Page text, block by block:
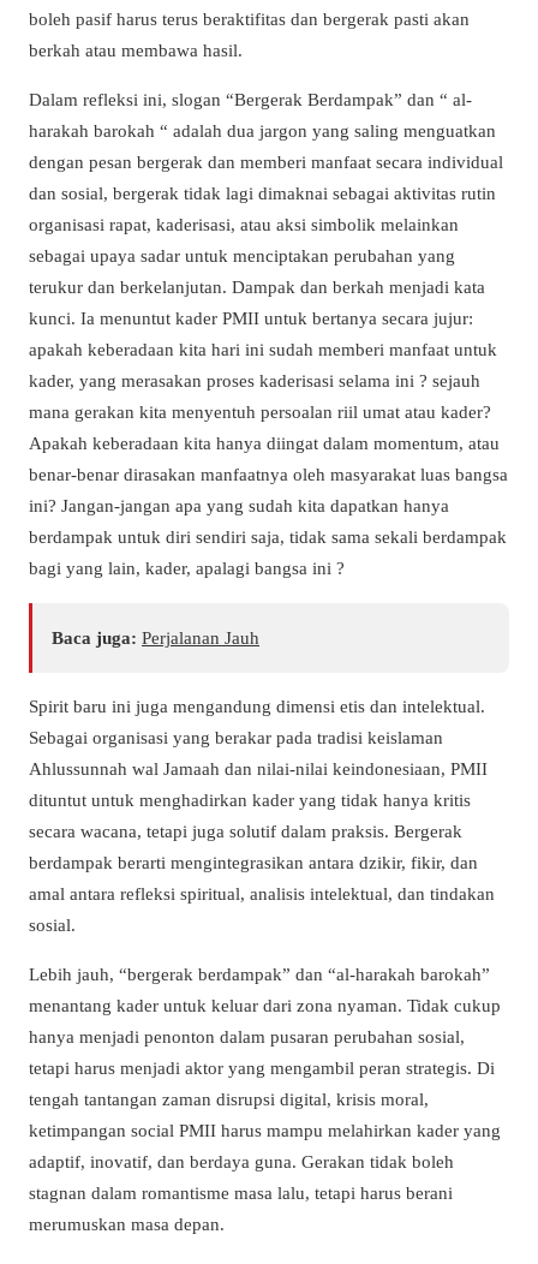
boleh pasif harus terus beraktifitas dan bergerak pasti akan
berkah atau membawa hasil.
Dalam refleksi ini, slogan “Bergerak Berdampak” dan “ al-
harakah barokah “ adalah dua jargon yang saling menguatkan
dengan pesan bergerak dan memberi manfaat secara individual
dan sosial, bergerak tidak lagi dimaknai sebagai aktivitas rutin
organisasi rapat, kaderisasi, atau aksi simbolik melainkan
sebagai upaya sadar untuk menciptakan perubahan yang
terukur dan berkelanjutan. Dampak dan berkah menjadi kata
kunci. Ia menuntut kader PMII untuk bertanya secara jujur:
apakah keberadaan kita hari ini sudah memberi manfaat untuk
kader, yang merasakan proses kaderisasi selama ini ? sejauh
mana gerakan kita menyentuh persoalan riil umat atau kader?
Apakah keberadaan kita hanya diingat dalam momentum, atau
benar-benar dirasakan manfaatnya oleh masyarakat luas bangsa
ini? Jangan-jangan apa yang sudah kita dapatkan hanya
berdampak untuk diri sendiri saja, tidak sama sekali berdampak
bagi yang lain, kader, apalagi bangsa ini ?
Baca juga: Perjalanan Jauh
Spirit baru ini juga mengandung dimensi etis dan intelektual.
Sebagai organisasi yang berakar pada tradisi keislaman
Ahlussunnah wal Jamaah dan nilai-nilai keindonesiaan, PMII
dituntut untuk menghadirkan kader yang tidak hanya kritis
secara wacana, tetapi juga solutif dalam praksis. Bergerak
berdampak berarti mengintegrasikan antara dzikir, fikir, dan
amal antara refleksi spiritual, analisis intelektual, dan tindakan
sosial.
Lebih jauh, “bergerak berdampak” dan “al-harakah barokah”
menantang kader untuk keluar dari zona nyaman. Tidak cukup
hanya menjadi penonton dalam pusaran perubahan sosial,
tetapi harus menjadi aktor yang mengambil peran strategis. Di
tengah tantangan zaman disrupsi digital, krisis moral,
ketimpangan social PMII harus mampu melahirkan kader yang
adaptif, inovatif, dan berdaya guna. Gerakan tidak boleh
stagnan dalam romantisme masa lalu, tetapi harus berani
merumuskan masa depan.